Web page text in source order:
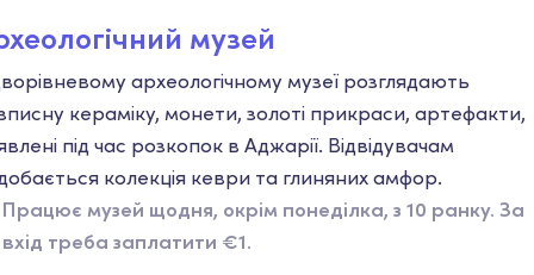
музей
археологічному музеї розглядають
кераміку, монети, золоті прикраси, артефакти,
під час розкопок в Аджарії. Відвідувачам
колекція кеври та глиняних амфор.
Працює музей щодня, окрім понеділка, з 10 ранку. За
вхід треба заплатити €1.